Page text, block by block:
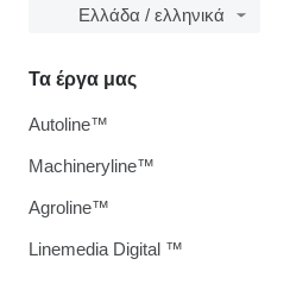
Ελλάδα / ελληνικά
Τα έργα μας
Autoline™
Machineryline™
Agroline™
Linemedia Digital ™